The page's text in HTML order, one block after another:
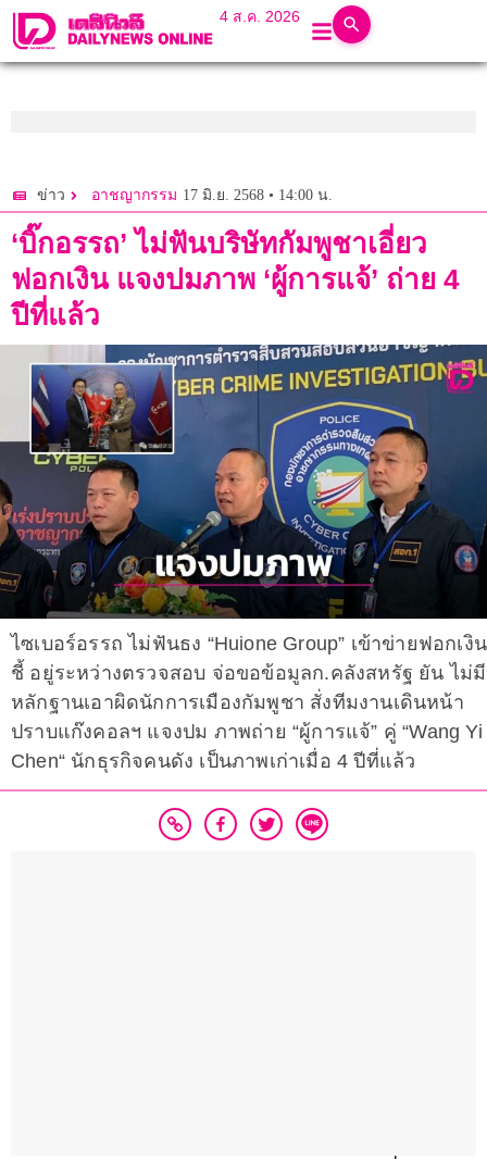
4 ส.ค. 2026
ข่าว อาชญากรรม 17 มิ.ย. 2568 • 14:00 น.
‘บิ๊กอรรถ’ ไม่ฟันบริษัทกัมพูชาเอี่ยว
ฟอกเงิน แจงปมภาพ ‘ผู้การแจ้’ ถ่าย 4
ปีที่แล้ว
ไซเบอร์อรรถ ไม่ฟันธง “Huione Group” เข้าข่ายฟอกเงิน
ชี้ อยู่ระหว่างตรวจสอบ จ่อขอข้อมูลก.คลังสหรัฐ ยัน ไม่มี
หลักฐานเอาผิดนักการเมืองกัมพูชา สั่งทีมงานเดินหน้า
ปราบแก๊งคอลฯ แจงปม ภาพถ่าย “ผู้การแจ้” คู่ “Wang Yi
Chen“ นักธุรกิจคนดัง เป็นภาพเก่าเมื่อ 4 ปีที่แล้ว